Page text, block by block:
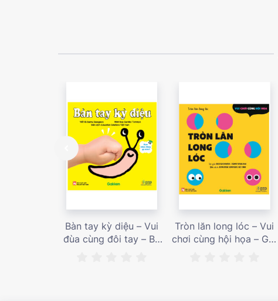
Bàn tay kỳ diệu – Vui
đùa cùng đôi tay – Bé
Tròn lăn long lóc – Vui
chơi cùng hội họa – Giá